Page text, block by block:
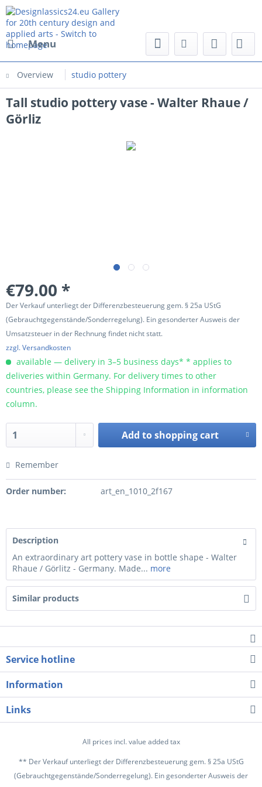
Menu
Overview studio pottery
Tall studio pottery vase - Walter Rhaue /
Görliz
€79.00 *
Der Verkauf unterliegt der Differenzbesteuerung gem. § 25a UStG
(Gebrauchtgegenstände/Sonderregelung). Ein gesonderter Ausweis der
Umsatzsteuer in der Rechnung findet nicht statt.
zzgl. Versandkosten
available — delivery in 3–5 business days* * applies to
deliveries within Germany. For delivery times to other
countries, please see the Shipping Information in information
column.
Add toshopping cart
Remember
Order number: art_en_1010_2f167
Description
An extraordinary art pottery vase in bottle shape - Walter
Rhaue / Görlitz - Germany. Made... more
Similar products
Service hotline
Information
Links
All prices incl. value added tax
** Der Verkauf unterliegt der Differenzbesteuerung gem. § 25a UStG
(Gebrauchtgegenstände/Sonderregelung). Ein gesonderter Ausweis der